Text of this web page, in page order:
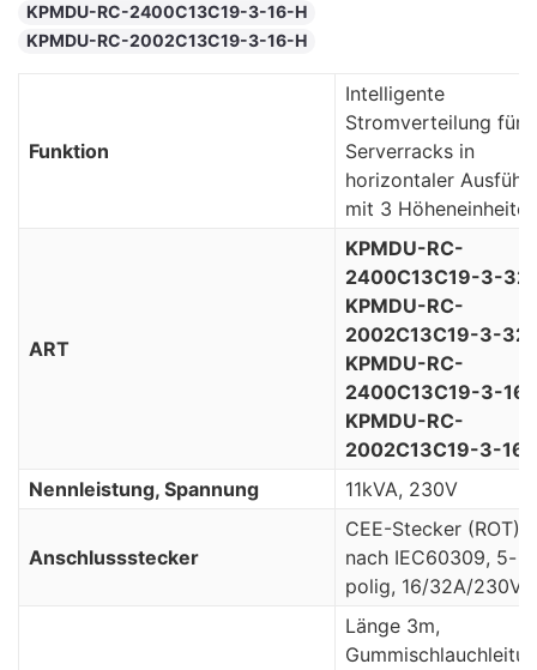
KPMDU-RC-2400C13C19-3-16-H
KPMDU-RC-2002C13C19-3-16-H
Funktion
Intelligente
Stromverteilung für
Serverracks in
horizontaler
mit 3 Höheneinheiten
ART
KPMDU-RC-
2400C13C19-3-
KPMDU-RC-
2002C13C19-3-
KPMDU-RC-
2400C13C19-3-
KPMDU-RC-
2002C13C19-3-
Nennleistung, Spannung
11kVA, 230V
Anschlussstecker
CEE-Stecker (ROT)
nach IEC60309, 5-
polig, 16/32A/230V
Länge 3m,